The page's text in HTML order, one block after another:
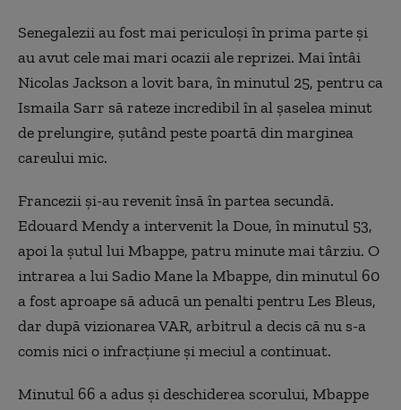
Senegalezii au fost mai periculoşi în prima parte şi
au avut cele mai mari ocazii ale reprizei. Mai întâi
Nicolas Jackson a lovit bara, în minutul 25, pentru ca
Ismaila Sarr să rateze incredibil în al şaselea minut
de prelungire, şutând peste poartă din marginea
careului mic.
Francezii şi-au revenit însă în partea secundă.
Edouard Mendy a intervenit la Doue, în minutul 53,
apoi la şutul lui Mbappe, patru minute mai târziu. O
intrarea a lui Sadio Mane la Mbappe, din minutul 60
a fost aproape să aducă un penalti pentru Les Bleus,
dar după vizionarea VAR, arbitrul a decis că nu s-a
comis nici o infracţiune şi meciul a continuat.
Minutul 66 a adus şi deschiderea scorului, Mbappe